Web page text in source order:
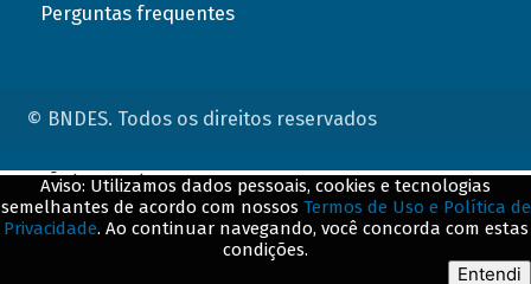
Perguntas frequentes
© BNDES. Todos os direitos reservados
Aviso: Utilizamos dados pessoais, cookies e tecnologias
semelhantes de acordo com nossos Termos de Uso e Política de
Privacidade. Ao continuar navegando, você concorda com estas
condições.
Entendi
ConteÃºdo complementar
${title}${badge}